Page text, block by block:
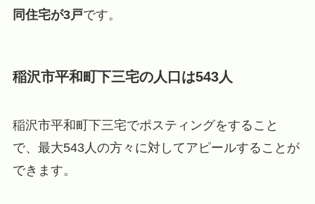
同住宅が3戸です。
稲沢市平和町下三宅の人口は543人
稲沢市平和町下三宅でポスティングをすること
で、最大543人の方々に対してアピールすることが
できます。